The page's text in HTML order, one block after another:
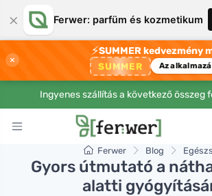
× Ferwer: parfüm és kozmetikum
×
⚡SUMMER kedvezmény
SUMMER Az
Ingyenes szállítás a következő összeg
Ferwer Blog
Gyors útmutató a
alatti